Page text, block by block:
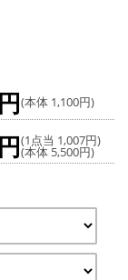
(本体 1,100円)
(1点当 1,007円)
(本体 5,500円)